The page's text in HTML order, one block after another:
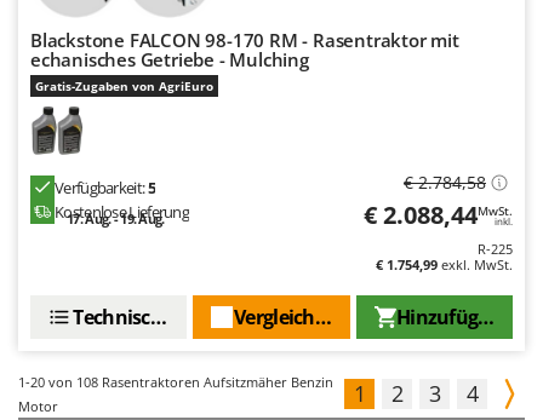
Blackstone FALCON 98-170 RM - Rasentraktor mit
echanisches Getriebe - Mulching
Gratis-Zugaben von AgriEuro
Verfügbarkeit:5
Kostenlose Lieferung
17. Aug. - 19. Aug.
€ 2.784,58
€ 2.088,44MwSt.
inkl.
R-225
€ 1.754,99 exkl. MwSt.
Hinzufügen
Vergleichen Sie
Technische Daten
1-20 von 108 Rasentraktoren Aufsitzmäher Benzin
Motor
1 2 3 4